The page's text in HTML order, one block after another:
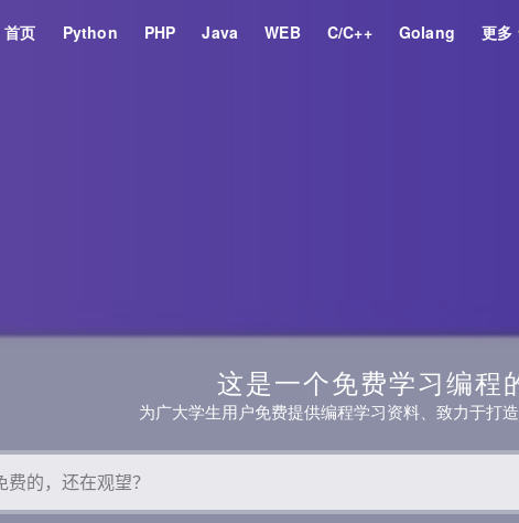
首页 Python PHP Java WEB C/C++ Golang 更多
这是一个免费学习编程
为广大学生用户免费提供编程学习资料、致力于打